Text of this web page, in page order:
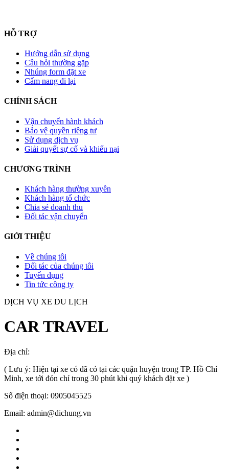
HỖ TRỢ
Hướng dẫn sử dụng
Câu hỏi thường gặp
Nhúng form đặt xe
Cẩm nang đi lại
CHÍNH SÁCH
Vận chuyển hành khách
Bảo vệ quyền riêng tư
Sử dụng dịch vụ
Giải quyết sự cố và khiếu nại
CHƯƠNG TRÌNH
Khách hàng thường xuyên
Khách hàng tổ chức
Chia sẻ doanh thu
Đối tác vận chuyển
GIỚI THIỆU
Về chúng tôi
Đối tác của chúng tôi
Tuyển dụng
Tin tức công ty
DỊCH VỤ XE DU LỊCH
CAR TRAVEL
Địa chỉ:
( Lưu ý: Hiện tại xe có đã có tại các quận huyện trong TP. Hồ Chí
Minh, xe tới đón chỉ trong 30 phút khi quý khách đặt xe )
Số điện thoại: 0905045525
Email: admin@dichung.vn